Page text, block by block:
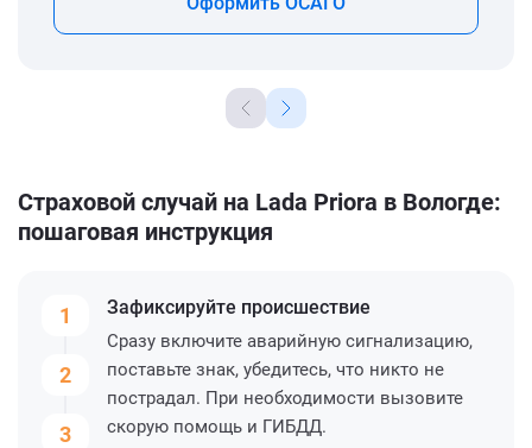
Страховой случай на Lada Priora в Вологде:
пошаговая инструкция
1
2
3
Зафиксируйте происшествие
Сразу включите аварийную сигнализацию,
поставьте знак, убедитесь, что никто не
пострадал. При необходимости вызовите
скорую помощь и ГИБДД.